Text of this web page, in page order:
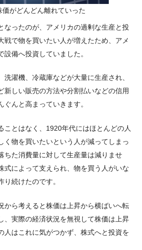
がどんどん離れていった
なったのが、アメリカの過剰な生産と投
戦で物を買いたい人が増えたため、アメ
設備へ投資していました。
洗濯機、冷蔵庫などが大量に生産され、
新しい販売の方法や分割払いなどの信用
んと高まっていきます。
ことはなく、1920年代にはほとんどの人
く物を買いたいという人が減ってしまっ
ちた消費量に対して生産量は減りませ
式によって支えられ、物を買う人がいな
続けたのです。
から考えると株価は上昇から横ばいへ転
、実際の経済状況を無視して株価は上昇
人はこれに気がつかず、株式へと投資を